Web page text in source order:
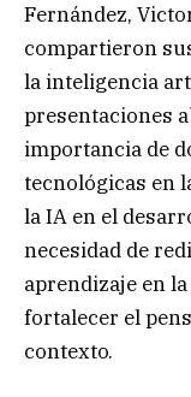
Fernández,
compartieron
la inteligencia
presentaciones
importancia de
tecnológicas en
la IA en el
necesidad de
aprendizaje en
fortalecer el
contexto.